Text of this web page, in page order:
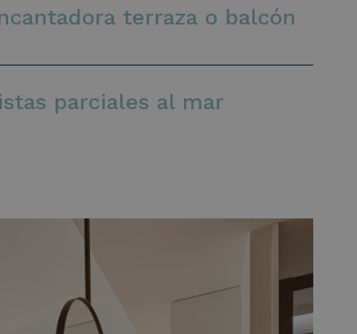
terraza o balcón
parciales al mar